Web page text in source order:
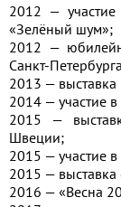
2012 —
«Зелёный шум»;
2012 —
Санкт-
2013 —
2014 — участие
2015 —
Швеции;
2015 — участие
2015 — выставка
2016 — «Весна